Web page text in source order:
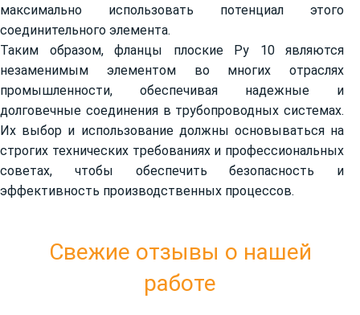
максимально использовать потенциал этого
соединительного элемента.
Таким образом, фланцы плоские Ру 10 являются
незаменимым элементом во многих отраслях
промышленности, обеспечивая надежные и
долговечные соединения в трубопроводных системах.
Их выбор и использование должны основываться на
строгих технических требованиях и профессиональных
советах, чтобы обеспечить безопасность и
эффективность производственных процессов.
Свежие отзывы о нашей
работе